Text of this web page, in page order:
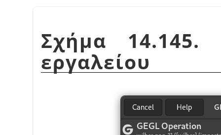
Σχήμα 14.145.
εργαλείου